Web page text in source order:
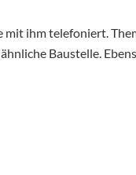
mit ihm telefoniert.
Baustelle.